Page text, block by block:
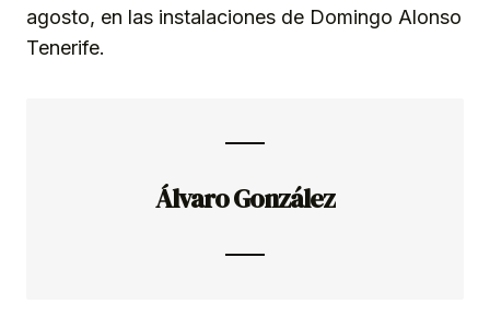
agosto, en las instalaciones de Domingo Alonso
Tenerife.
Álvaro González